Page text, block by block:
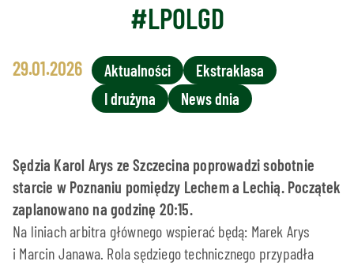
#LPOLGD
29.01.2026 Aktualności
Ekstraklasa
I drużyna
News dnia
Sędzia Karol Arys ze Szczecina poprowadzi sobotnie
starcie w Poznaniu pomiędzy Lechem a Lechią. Początek
zaplanowano na godzinę 20:15.
Na liniach arbitra głównego wspierać będą: Marek Arys
i Marcin Janawa. Rola sędziego technicznego przypadła